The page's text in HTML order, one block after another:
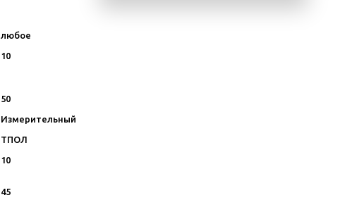
любое
10
50
Измерительный
ТПОЛ
10
45